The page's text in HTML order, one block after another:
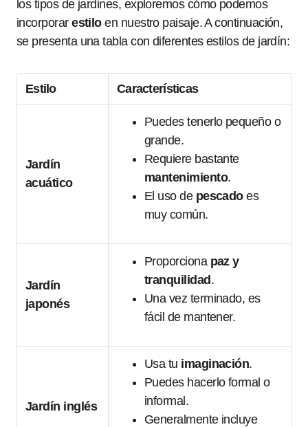
los tipos de jardines, exploremos cómo podemos
incorporarestiloen nuestro paisaje. A continuación,
se presenta una tabla con diferentes estilos de jardín:
Estilo Características
Jardín
acuático
Puedes tenerlo pequeño o
grande.
Requiere bastante
mantenimiento.
El uso de pescadoes
muy común.
Jardín
japonés
Proporciona paz y
tranquilidad .
Una vez terminado, es
fácil de mantener.
Jardín inglés
Usa tu imaginación.
Puedes hacerlo formal o
informal.
Generalmente incluye